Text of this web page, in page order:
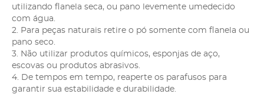
utilizando flanela seca, ou pano levemente umedecido
com água.
2. Para peças naturais retire o pó somente com flanela ou
pano seco.
3. Não utilizar produtos químicos, esponjas de aço,
escovas ou produtos abrasivos.
4. De tempos em tempo, reaperte os parafusos para
garantir sua estabilidade e durabilidade.